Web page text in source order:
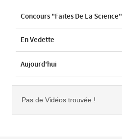
Concours "Faites De La Science"
En Vedette
Aujourd'hui
Pas de Vidéos trouvée !